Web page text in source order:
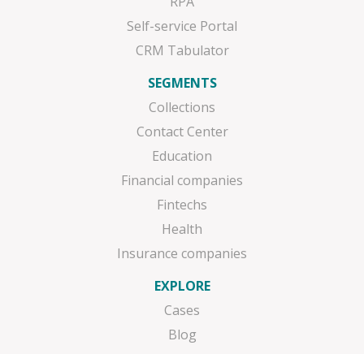
Self-service Portal
CRM Tabulator
SEGMENTS
Collections
Contact Center
Education
Financial companies
Fintechs
Health
Insurance companies
EXPLORE
Cases
Blog